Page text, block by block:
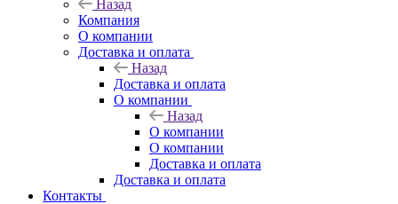
Назад
Компания
О компании
Доставка и оплата
Назад
Доставка и оплата
О компании
Назад
О компании
О компании
Доставка и оплата
Доставка и оплата
Контакты